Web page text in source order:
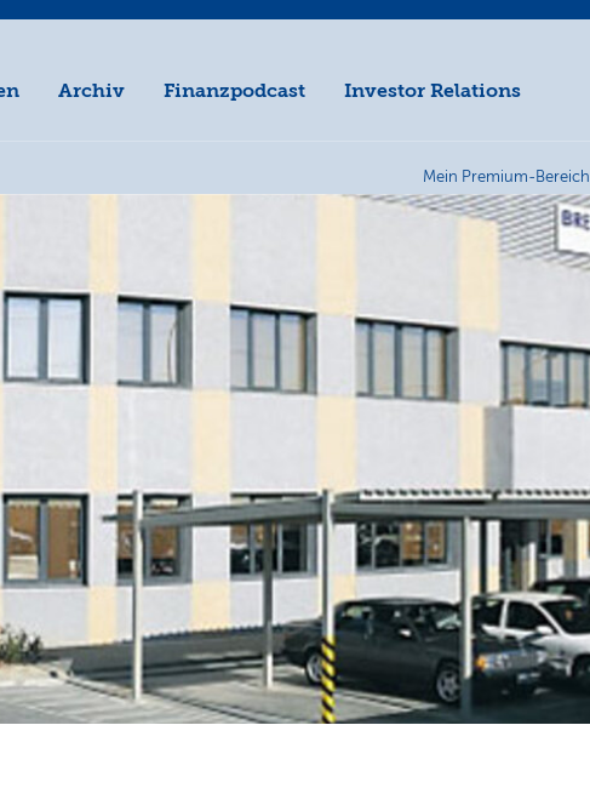
Archiv Finanzpodcast Investor Relations
Mein Premium-Bereich